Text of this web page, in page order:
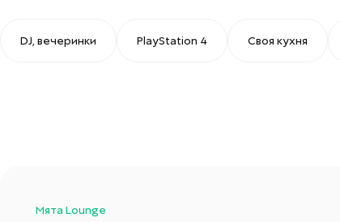
DJ, вечеринки PlayStation 4 Своя куxня
Мята Lounge